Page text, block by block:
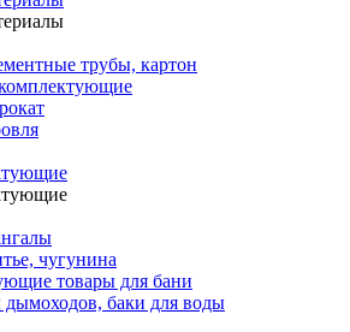
трубы, картон
чугунина
товары для бани
баки для воды